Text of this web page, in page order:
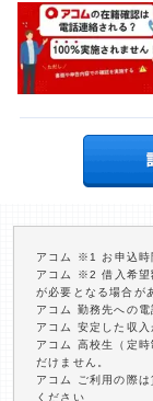
アコム ※1 お申込時
アコム ※2 借入希望
が必要となる場合が
アコム 勤務先への
アコム 安定した収
アコム 高校生（定
だけません。
アコム ご利用の際
ください